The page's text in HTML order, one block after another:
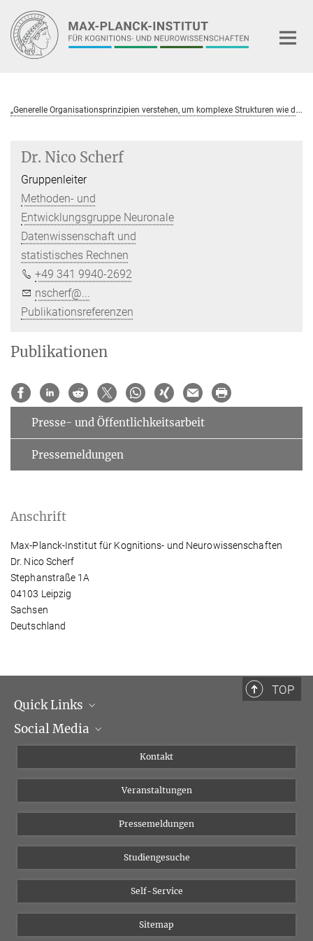
Hauptinhalt
„
Generelle Organisationsprinzipien verstehen, um komplexe Strukturen wie das Gehirn zu begreifen“
Dr. Nico Scherf
Gruppenleiter
Methoden- und
Entwicklungsgruppe Neuronale
Datenwissenschaft und
statistisches Rechnen
+49 341 9940-2692
nscherf@...
Publikationsreferenzen
Publikationen
Presse- und Öffentlichkeitsarbeit
Pressemeldungen
Anschrift
Max-Planck-Institut für Kognitions- und Neurowissenschaften
Dr. Nico Scherf
Stephanstraße 1A
04103 Leipzig
Sachsen
Deutschland
TOP
Quick Links
Institutsleitung
Social Media
YouTube
Kontakt
Veranstaltungen
Pressemeldungen
Studiengesuche
Self-Service
Sitemap